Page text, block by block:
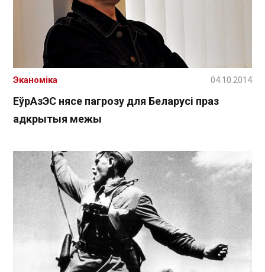
ЕўрАзЭС нясе пагрозу для Беларусі праз
адкрытыя межы
Эканоміка 04.10.2014